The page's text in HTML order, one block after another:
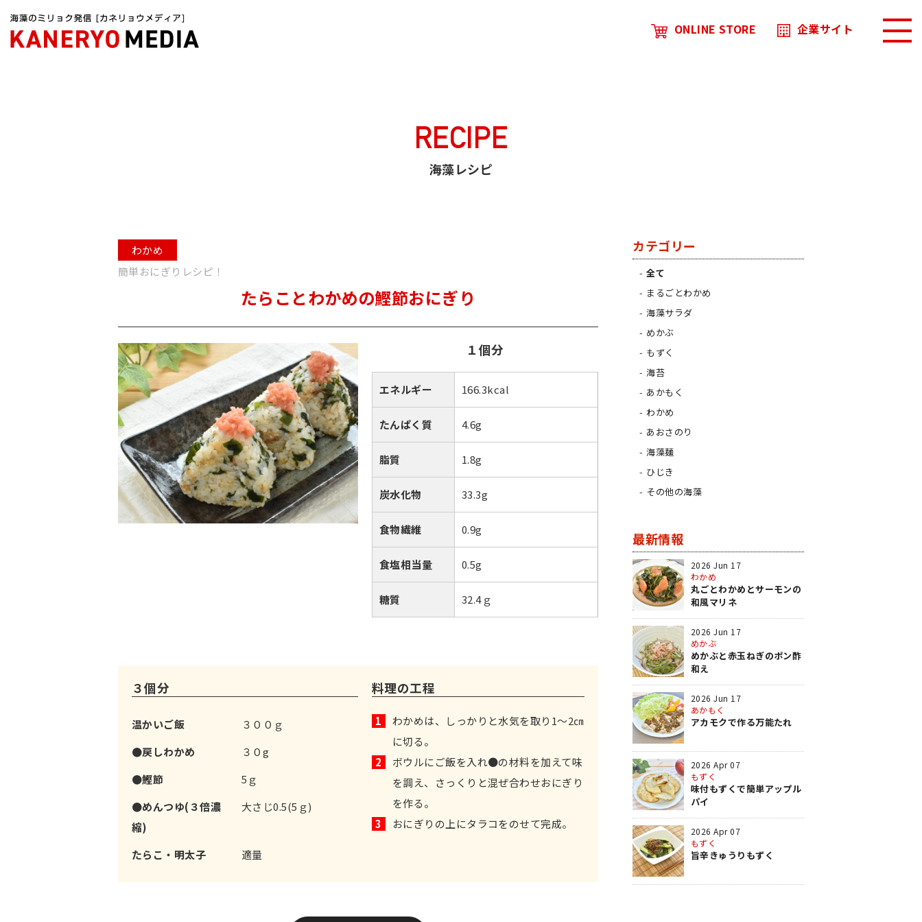
ONLINE STORE 企業サイト
カネリョウメディアTOP
RECIPE
海藻レシピ
わかめ
簡単おにぎりレシピ！
たらことわかめの鰹節おにぎり
１個分
エネルギー 166.3kcal
たんぱく質 4.6g
脂質 1.8g
炭水化物 33.3g
食物繊維 0.9g
食塩相当量 0.5g
糖質 32.4ｇ
３個分
温かいご飯
３００ｇ
●戻しわかめ
３０g
●鰹節
5ｇ
●めんつゆ(３倍濃
縮)
大さじ0.5(5ｇ)
たらこ・明太子 適量
料理の工程
1
わかめは、しっかりと水気を取り1～2㎝
に切る。
2
ボウルにご飯を入れ●の材料を加えて味
を調え、さっくりと混ぜ合わせおにぎり
を作る。
3
おにぎりの上にタラコをのせて完成。
カテゴリー
全て
まるごとわかめ
海藻サラダ
めかぶ
もずく
海苔
あかもく
わかめ
あおさのり
海藻麺
ひじき
その他の海藻
最新情報
2026 Jun 17
わかめ
丸ごとわかめとサーモンの
和風マリネ
2026 Jun 17
めかぶ
めかぶと赤玉ねぎのポン酢
和え
2026 Jun 17
あかもく
アカモクで作る万能たれ
2026 Apr 07
もずく
味付もずくで簡単アップル
パイ
2026 Apr 07
もずく
旨辛きゅうりもずく